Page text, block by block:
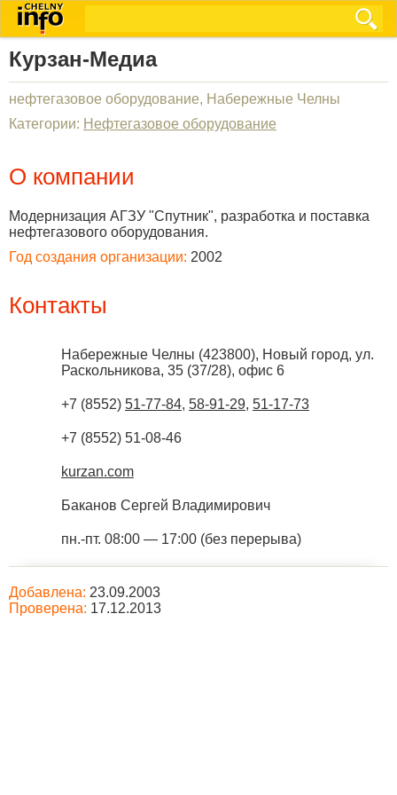
Курзан-Медиа
нефтегазовое оборудование, Набережные Челны
Категории: Нефтегазовое оборудование
О компании
Модернизация АГЗУ "Спутник", разработка и поставка
нефтегазового оборудования.
Год создания организации: 2002
Контакты
Набережные Челны (423800), Новый город, ул.
Раскольникова, 35 (37/28), офис 6
+7 (8552) 51-77-84, 58-91-29, 51-17-73
+7 (8552) 51-08-46
kurzan.com
Баканов Сергей Владимирович
пн.-пт. 08:00 — 17:00 (без перерыва)
Добавлена: 23.09.2003
Проверена: 17.12.2013